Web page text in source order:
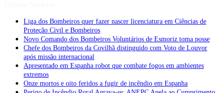
Liga dos Bombeiros quer fazer nascer licenciatura em Ciências de
Proteção Civil e Bombeiros
Novo Comando dos Bombeiros Voluntários de Esmoriz toma posse
Chefe dos Bombeiros da Covilhã distinguido com Voto de Louvor
após missão internacional
Apresentado em Espanha robot que combate fogos em ambientes
extremos
Onze mortos e oito feridos a fugir de incêndio em Espanha